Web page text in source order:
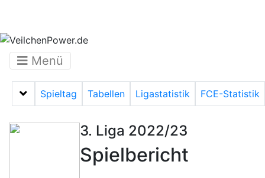
Menü
Menü auf-/zuklappen
Spieltag Tabellen Ligastatistik FCE-Statistik
3. Liga 2022/23
Spielbericht